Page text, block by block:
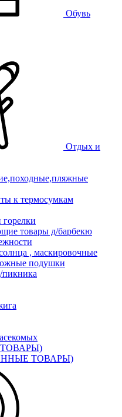
Обувь
Отдых и
к термосумкам
товары д/барбекю
, маскировочные
подушки
пикника
ТОВАРЫ)